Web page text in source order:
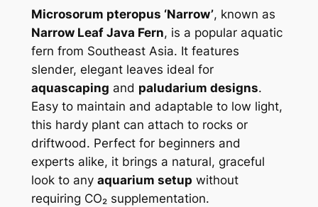
t
e
r
o
p
u
s
N
a
r
Microsorum pteropus ‘Narrow’, known as
Narrow Leaf Java Fern, is a popular aquatic
fern from Southeast Asia. It features
slender, elegant leaves ideal for
aquascaping and paludarium designs.
Easy to maintain and adaptable to low light,
this hardy plant can attach to rocks or
driftwood. Perfect for beginners and
experts alike, it brings a natural, graceful
look to any aquarium setup without
requiring CO₂ supplementation.